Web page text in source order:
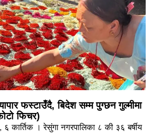
फस्टाउँदै, बिदेश सम्म पुग्छन गुल्मीमा
फिचर)
६ कार्तिक । रेसुंगा नगरपालिका ८ की ३६ बर्षीय